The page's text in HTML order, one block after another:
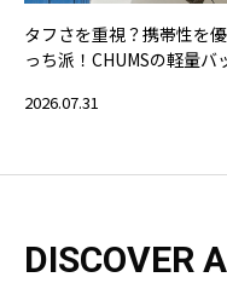
タフさを重視？携帯性を
っち派！CHUMSの軽量バ
2026.07.31
DISCOVER